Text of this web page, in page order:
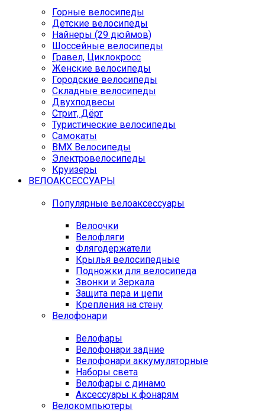
Горные велосипеды
Детские велосипеды
Найнеры (29 дюймов)
Шоссейные велосипеды
Гравел, Циклокросс
Женские велосипеды
Городcкие велосипеды
Складные велосипеды
Двухподвесы
Стрит, Дёрт
Туристические велосипеды
Самокаты
BMX Велосипеды
Электровелосипеды
Круизеры
ВЕЛОАКСЕССУАРЫ
Популярные велоаксессуары
Велоочки
Велофляги
Флягодержатели
Крылья велосипедные
Подножки для велосипеда
Звонки и Зеркала
Защита пера и цепи
Крепления на стену
Велофонари
Велофары
Велофонари задние
Велофонари аккумуляторные
Наборы света
Велофары с динамо
Аксессуары к фонарям
Велокомпьютеры